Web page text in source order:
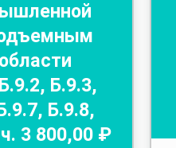
Б.9.3,
Б.9.8,
3 800,00 ₽